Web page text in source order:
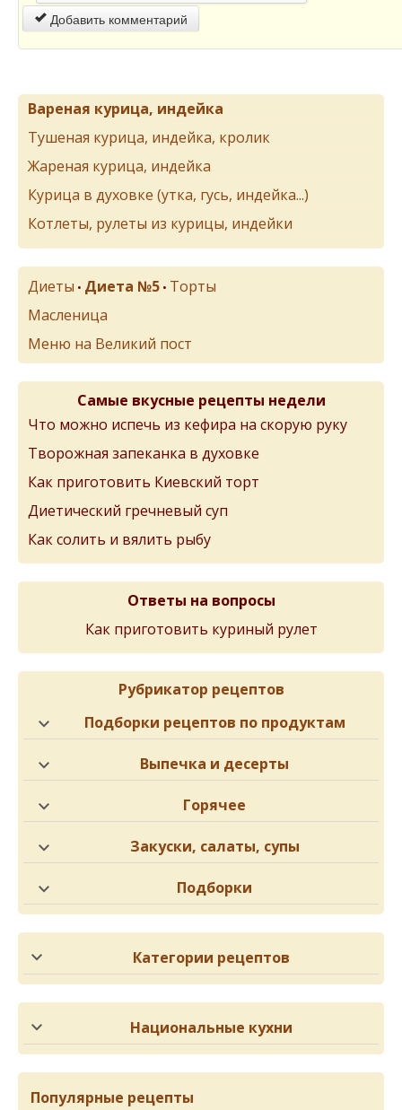
Добавить комментарий
Вареная курица, индейка
Тушеная курица, индейка, кролик
Жареная курица, индейка
Курица в духовке (утка, гусь, индейка...)
Котлеты, рулеты из курицы, индейки
Диеты • Диета №5 • Торты
Масленица
Меню на Великий пост
Самые вкусные рецепты недели
Что можно испечь из кефира на скорую руку
Творожная запеканка в духовке
Как приготовить Киевский торт
Диетический гречневый суп
Как солить и вялить рыбу
Ответы на вопросы
Как приготовить куриный рулет
Рубрикатор рецептов
Подборки рецептов по продуктам
Выпечка и десерты
Горячее
Закуски, салаты, супы
Подборки
Категории рецептов
Национальные кухни
Популярные рецепты